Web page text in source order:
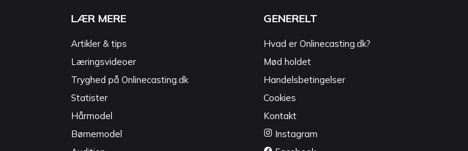
LÆR MERE
Artikler & tips
Læringsvideoer
Tryghed på Onlinecasting.dk
Statister
Hårmodel
Børnemodel
GENERELT
Hvad er Onlinecasting.dk?
Mød holdet
Handelsbetingelser
Cookies
Kontakt
Instagram